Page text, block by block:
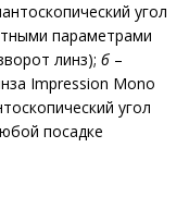
угол
параметрами
линз); б–
Impression Mono
угол
посадке